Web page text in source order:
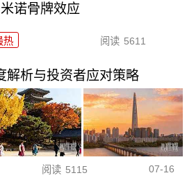
诺骨牌效应
热 阅读 5611
解析与投资者应对策略
阅读 5115 07-16